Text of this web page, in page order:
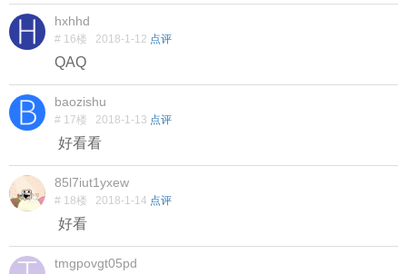
hxhhd
# 16楼 2018-1-12 点评
QAQ
baozishu
# 17楼 2018-1-13 点评
好看看
85l7iut1yxew
# 18楼 2018-1-14 点评
好看
tmgpovgt05pd